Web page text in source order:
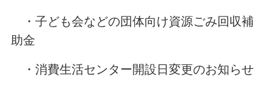
・子ども会などの団体向け資源ごみ回収補
助金
・消費生活センター開設日変更のお知らせ